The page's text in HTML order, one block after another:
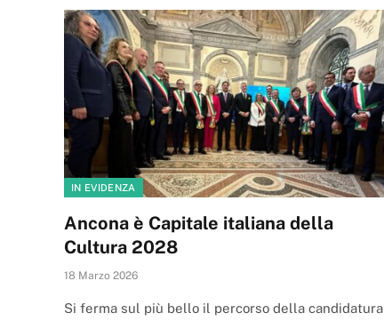
IN EVIDENZA
Ancona è Capitale italiana della
Cultura 2028
18 Marzo 2026
Si ferma sul più bello il percorso della candidatura